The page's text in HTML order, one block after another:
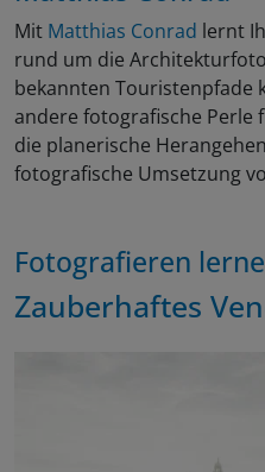
Mit Matthias Conrad lernt
rund um die
bekannten Touristenpfade
andere fotografische Perle
die planerische
fotografische Umsetzung
Fotografieren
Zauberhaftes